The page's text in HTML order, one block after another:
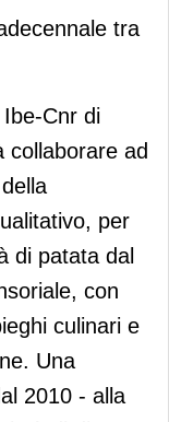
insiemetra
Ibe-Cnr di
collaborare ad
per
di patata dal
con
culinari e
Una
2010 - alla